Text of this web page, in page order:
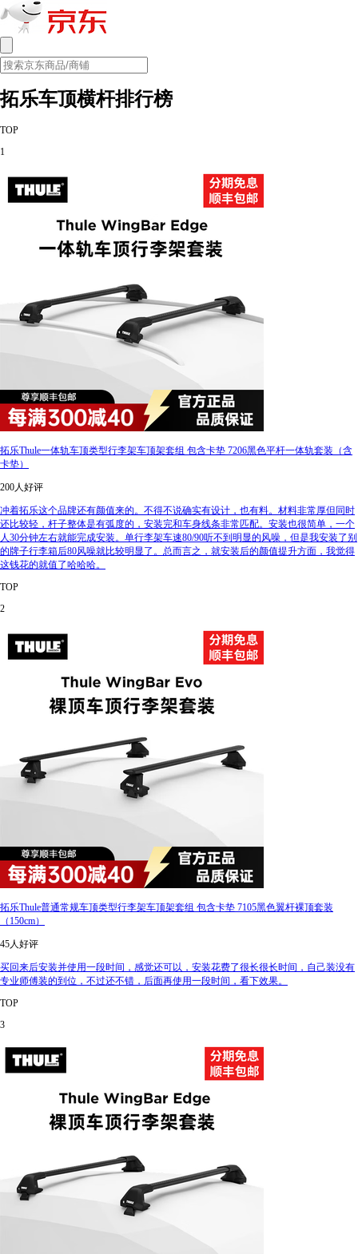
拓乐车顶横杆排行榜
TOP
1
拓乐Thule一体轨车顶类型行李架车顶架套组 包含卡垫 7206黑色平杆一体轨套装（含
卡垫）
200人好评
冲着拓乐这个品牌还有颜值来的。不得不说确实有设计，也有料。材料非常厚但同时
还比较轻，杆子整体是有弧度的，安装完和车身线条非常匹配。安装也很简单，一个
人30分钟左右就能完成安装。单行李架车速80/90听不到明显的风噪，但是我安装了别
的牌子行李箱后80风噪就比较明显了。总而言之，就安装后的颜值提升方面，我觉得
这钱花的就值了哈哈哈。
TOP
2
拓乐Thule普通常规车顶类型行李架车顶架套组 包含卡垫 7105黑色翼杆裸顶套装
（150cm）
45人好评
买回来后安装并使用一段时间，感觉还可以，安装花费了很长很长时间，自己装没有
专业师傅装的到位，不过还不错，后面再使用一段时间，看下效果。
TOP
3